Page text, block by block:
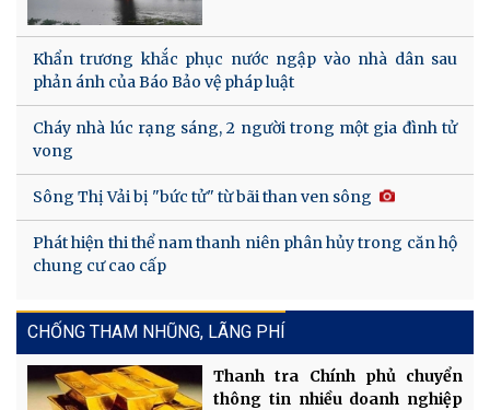
Khẩn trương khắc phục nước ngập vào nhà dân sau
phản ánh của Báo Bảo vệ pháp luật
Cháy nhà lúc rạng sáng, 2 người trong một gia đình tử
vong
Sông Thị Vải bị "bức tử" từ bãi than ven sông
Phát hiện thi thể nam thanh niên phân hủy trong căn hộ
chung cư cao cấp
CHỐNG THAM NHŨNG, LÃNG PHÍ
Thanh tra Chính phủ chuyển
thông tin nhiều doanh nghiệp